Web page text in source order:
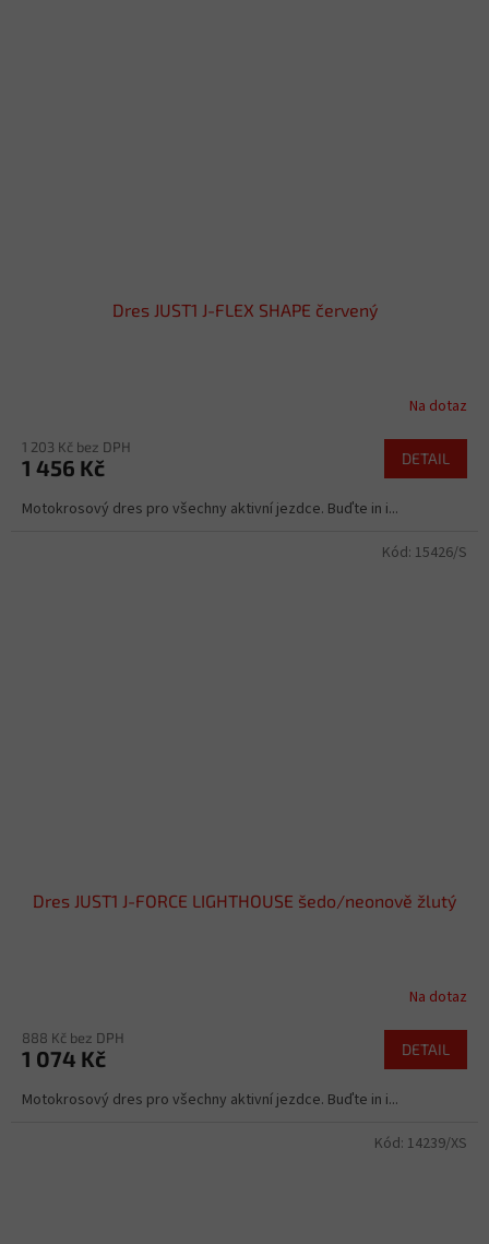
Dres JUST1 J-FLEX SHAPE červený
Na dotaz
1 203 Kč bez DPH
1 456 Kč DETAIL
Motokrosový dres pro všechny aktivní jezdce. Buďte in i...
Dres JUST1 J-FORCE LIGHTHOUSE šedo/neonově žlutý
Na dotaz
888 Kč bez DPH
1 074 Kč DETAIL
Motokrosový dres pro všechny aktivní jezdce. Buďte in i...
Kód: 15426/S
Kód: 14239/XS